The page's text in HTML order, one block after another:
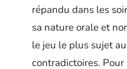
répandu dans les
sa nature orale et
le jeu le plus sujet
contradictoires.